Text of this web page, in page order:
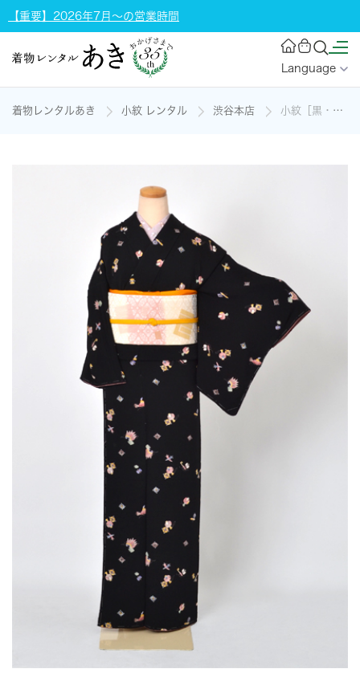
【重要】2026年7月～の営業時間
Language
着物レンタルあき 小紋 レンタル 渋谷本店 小紋［黒・宝尽くし］の着物レンタル